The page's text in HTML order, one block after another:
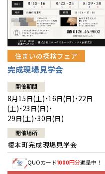
採用情報
住まいの探検フェア
完成現場見学会
開催期間
8月15日(土)・16日(日)・22日
(土)・23日(日)・
29日(土)・30日(日)
開催場所
榎本町完成現場見学会
QUOカード1000円分進呈中！